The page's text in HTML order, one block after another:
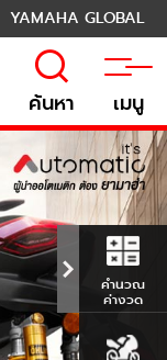
YAMAHA GLOBAL
ค้นหา เมนู
คำนวณ
ค่างวด